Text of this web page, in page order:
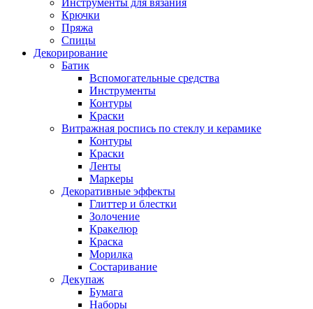
Инструменты для вязания
Крючки
Пряжа
Спицы
Декорирование
Батик
Вспомогательные средства
Инструменты
Контуры
Краски
Витражная роспись по стеклу и керамике
Контуры
Краски
Ленты
Маркеры
Декоративные эффекты
Глиттер и блестки
Золочение
Кракелюр
Краска
Морилка
Состаривание
Декупаж
Бумага
Наборы